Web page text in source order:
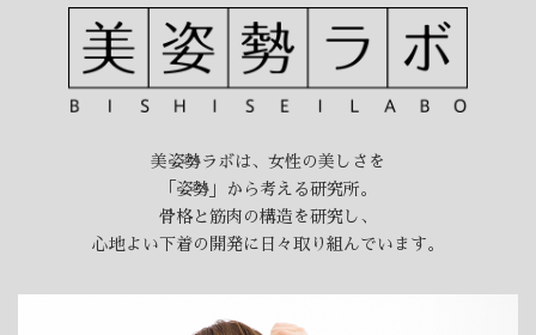
美姿勢ラボは、女性の美しさを
「姿勢」から考える研究所。
骨格と筋肉の構造を研究し、
心地よい下着の開発に日々取り組んでいます。